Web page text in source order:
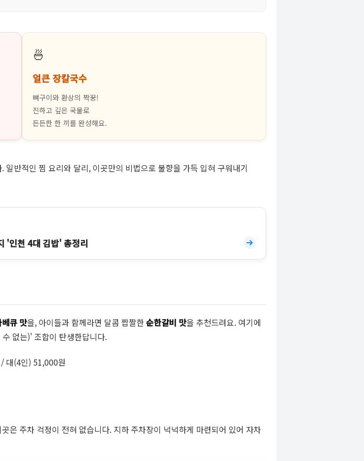
🍜
얼큰 장칼국수
뼈구이와 환상의 짝꿍!
진하고 깊은 국물로
든든한 한 끼를 완성해요.
일반적인 찜 요리와 달리, 이곳만의 비법으로 불향을 가득 입혀 구워내기
'인천 4대 김밥' 총정리
큐 맛을, 아이들과 함께라면 달콤 짭짤한순한갈비 맛을 추천드려요. 여기에
없는)' 조합이 탄생한답니다.
대(4인) 51,000원
은 주차 걱정이 전혀 없습니다. 지하 주차장이 넉넉하게 마련되어 있어 자차